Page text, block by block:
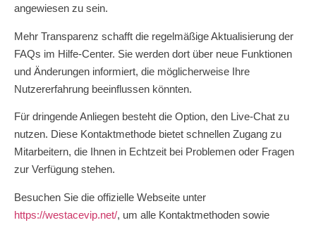
angewiesen zu sein.
Mehr Transparenz schafft die regelmäßige Aktualisierung der
FAQs im Hilfe-Center. Sie werden dort über neue Funktionen
und Änderungen informiert, die möglicherweise Ihre
Nutzererfahrung beeinflussen könnten.
Für dringende Anliegen besteht die Option, den Live-Chat zu
nutzen. Diese Kontaktmethode bietet schnellen Zugang zu
Mitarbeitern, die Ihnen in Echtzeit bei Problemen oder Fragen
zur Verfügung stehen.
Besuchen Sie die offizielle Webseite unter
https://westacevip.net/, um alle Kontaktmethoden sowie